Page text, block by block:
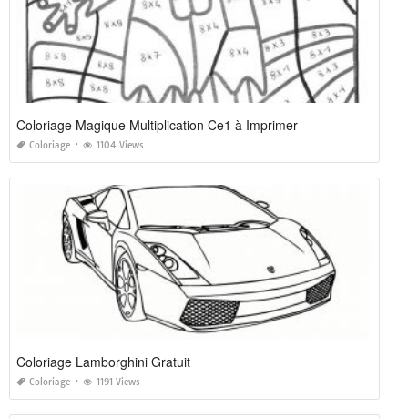
Coloriage Magique Multiplication Ce1 à Imprimer
Coloriage 1104 Views
Coloriage Lamborghini Gratuit
Coloriage 1191 Views